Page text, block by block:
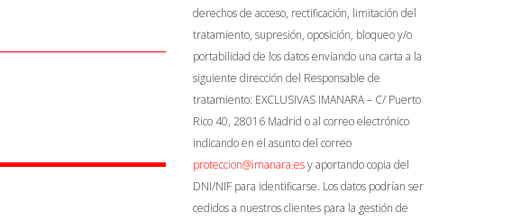
derechos de acceso, rectificación, limitación del
tratamiento, supresión, oposición, bloqueo y/o
portabilidad de los datos enviando una carta a la
siguiente dirección del Responsable de
tratamiento: EXCLUSIVAS IMANARA – C/ Puerto
Rico 40, 28016 Madrid o al correo electrónico
indicando en el asunto del correo
proteccion@imanara.esy aportando copia del
DNI/NIF para identificarse. Los datos podrían ser
cedidos a nuestros clientes para la gestión de